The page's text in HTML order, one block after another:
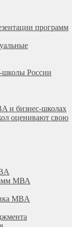
программ
России
и бизнес-школах
оценивают свою
МВА
MBA